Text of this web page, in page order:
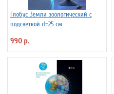
Глобус Земли зоологический с
подсветкой d=25 см
990 р.